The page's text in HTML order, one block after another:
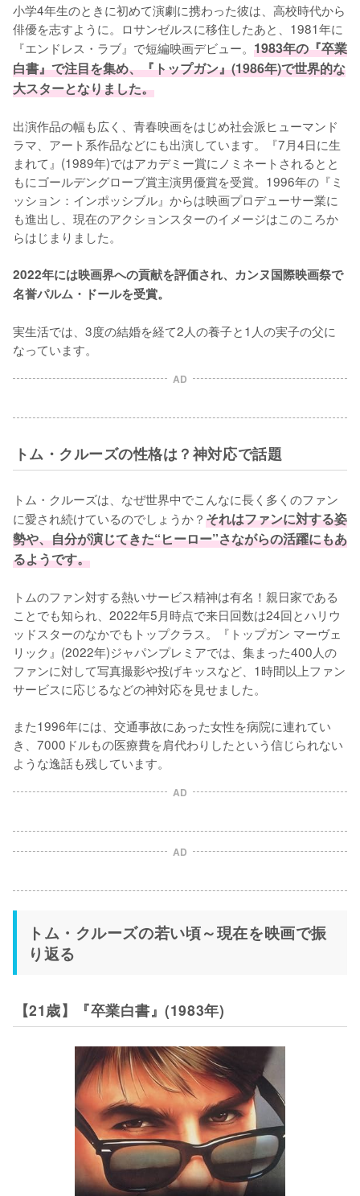
小学4年生のときに初めて演劇に携わった彼は、高校時代から
俳優を志すように。ロサンゼルスに移住したあと、1981年に
『エンドレス・ラブ』で短編映画デビュー。 1983年の『卒業
白書』で注目を集め、『トップガン』(1986年)で世界的な
大スターとなりました。
出演作品の幅も広く、青春映画をはじめ社会派ヒューマンド
ラマ、アート系作品などにも出演しています。『7月4日に生
まれて』(1989年)ではアカデミー賞にノミネートされるとと
もにゴールデングローブ賞主演男優賞を受賞。1996年の『ミ
ッション：インポッシブル』からは映画プロデューサー業に
も進出し、現在のアクションスターのイメージはこのころか
らはじまりました。
2022年には映画界への貢献を評価され、カンヌ国際映画祭で
名誉パルム・ドールを受賞。
実生活では、3度の結婚を経て2人の養子と1人の実子の父に
なっています。
AD
トム・クルーズの性格は？神対応で話題
トム・クルーズは、なぜ世界中でこんなに長く多くのファン
に愛され続けているのでしょうか？それはファンに対する姿
勢や、自分が演じてきた“ヒーロー”さながらの活躍にもあ
るようです。
トムのファン対する熱いサービス精神は有名！親日家である
ことでも知られ、2022年5月時点で来日回数は24回とハリウ
ッドスターのなかでもトップクラス。『トップガン マーヴェ
リック』(2022年)ジャパンプレミアでは、集まった400人の
ファンに対して写真撮影や投げキッスなど、1時間以上ファン
サービスに応じるなどの神対応を見せました。
また1996年には、交通事故にあった女性を病院に連れてい
き、7000ドルもの医療費を肩代わりしたという信じられない
ような逸話も残しています。
AD
AD
トム・クルーズの若い頃～現在を映画で振
り返る
【21歳】『卒業白書』(1983年)